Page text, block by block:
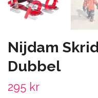
Nijdam
Dubbel
295 kr